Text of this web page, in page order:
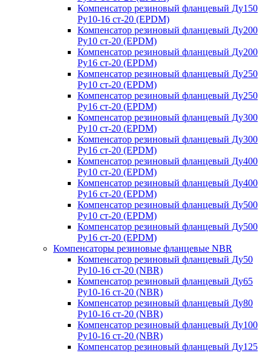
Компенсатор резиновый фланцевый Ду150
Ру10-16 ст-20 (EPDM)
Компенсатор резиновый фланцевый Ду200
Ру10 ст-20 (EPDM)
Компенсатор резиновый фланцевый Ду200
Ру16 ст-20 (EPDM)
Компенсатор резиновый фланцевый Ду250
Ру10 ст-20 (EPDM)
Компенсатор резиновый фланцевый Ду250
Ру16 ст-20 (EPDM)
Компенсатор резиновый фланцевый Ду300
Ру10 ст-20 (EPDM)
Компенсатор резиновый фланцевый Ду300
Ру16 ст-20 (EPDM)
Компенсатор резиновый фланцевый Ду400
Ру10 ст-20 (EPDM)
Компенсатор резиновый фланцевый Ду400
Ру16 ст-20 (EPDM)
Компенсатор резиновый фланцевый Ду500
Ру10 ст-20 (EPDM)
Компенсатор резиновый фланцевый Ду500
Ру16 ст-20 (EPDM)
Компенсаторы резиновые фланцевые NBR
Компенсатор резиновый фланцевый Ду50
Ру10-16 ст-20 (NBR)
Компенсатор резиновый фланцевый Ду65
Ру10-16 ст-20 (NBR)
Компенсатор резиновый фланцевый Ду80
Ру10-16 ст-20 (NBR)
Компенсатор резиновый фланцевый Ду100
Ру10-16 ст-20 (NBR)
Компенсатор резиновый фланцевый Ду125